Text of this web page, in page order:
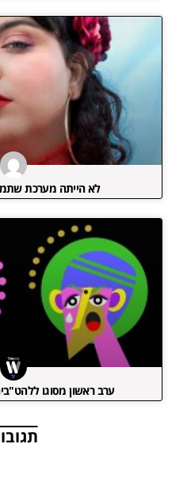
לא הייתה מערכת
ערב ראשון מסוגו